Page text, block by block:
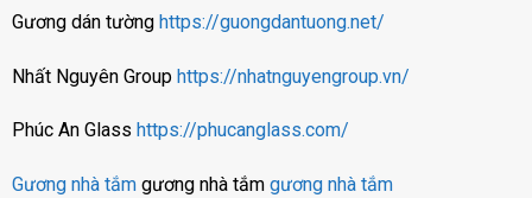
Gương dán tường https://guongdantuong.net/
Nhất Nguyên Group https://nhatnguyengroup.vn/
Phúc An Glass https://phucanglass.com/
Gương nhà tắmgương nhà tắm gương nhà tắm